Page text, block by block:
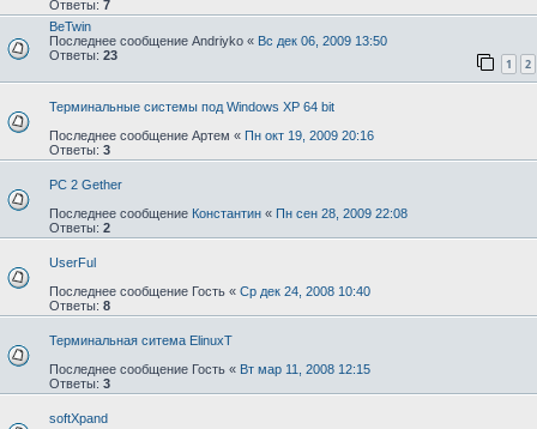
Ответы: 7
BeTwin
Последнее сообщение Andriyko « Вс дек 06, 2009 13:50
Ответы: 23
1 2
Терминальные системы под Windows XP 64 bit
Последнее сообщение Артем « Пн окт 19, 2009 20:16
Ответы: 3
PC 2 Gether
Последнее сообщение Константин « Пн сен 28, 2009 22:08
Ответы: 2
UserFul
Последнее сообщение Гость « Ср дек 24, 2008 10:40
Ответы: 8
Терминальная ситема ElinuxT
Последнее сообщение Гость « Вт мар 11, 2008 12:15
Ответы: 3
softXpand